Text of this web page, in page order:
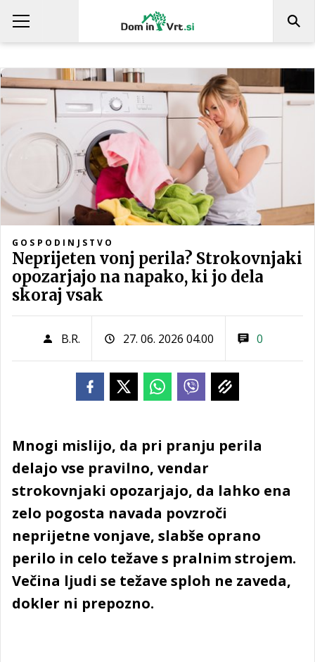
GOSPODINJSTVO
Neprijeten vonj perila? Strokovnjaki
opozarjajo na napako, ki jo dela
skoraj vsak
B.R. 27. 06. 2026 04.00 0
Mnogi mislijo, da pri pranju perila
delajo vse pravilno, vendar
strokovnjaki opozarjajo, da lahko ena
zelo pogosta navada povzroči
neprijetne vonjave, slabše oprano
perilo in celo težave s pralnim strojem.
Večina ljudi se težave sploh ne zaveda,
dokler ni prepozno.